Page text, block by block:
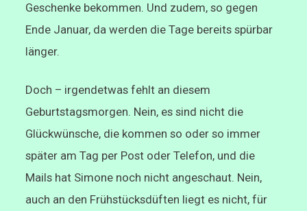
Geschenke bekommen. Und zudem, so gegen
Ende Januar, da werden die Tage bereits spürbar
länger.
Doch – irgendetwas fehlt an diesem
Geburtstagsmorgen. Nein, es sind nicht die
Glückwünsche, die kommen so oder so immer
später am Tag per Post oder Telefon, und die
Mails hat Simone noch nicht angeschaut. Nein,
auch an den Frühstücksdüften liegt es nicht, für